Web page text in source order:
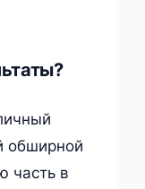
обширной
часть в